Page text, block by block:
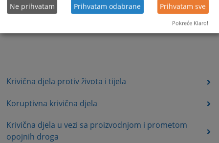
Krivična djela protiv života i tijela
Koruptivna krivična djela
Krivična djela u vezi sa proizvodnjom i prometom
opojnih droga
Ne prihvatam Prihvatam odabrane Prihvatam sve
Pokreće Klaro!